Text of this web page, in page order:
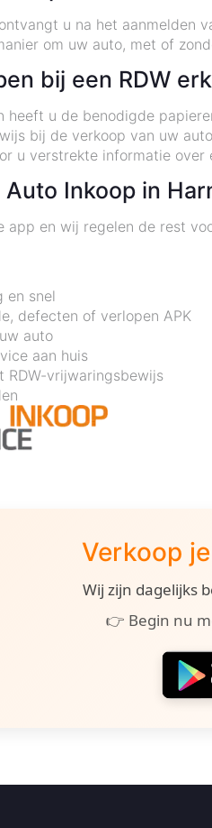
u na het aanmelden
om uw auto, met of
bij een RDW
heeft u de benodigde
bij de verkoop van uw
u verstrekte informatie over
Inkoop in
app en wij regelen de rest
en snel
defecten of verlopen APK
auto
aan huis
RDW-vrijwaringsbewijs
Verkoop
Wij zijn dagelijks
👉 Begin nu